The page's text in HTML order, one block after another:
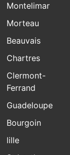
Montelimar
Morteau
Beauvais
Chartres
Clermont-
Ferrand
Guadeloupe
Bourgoin
lille